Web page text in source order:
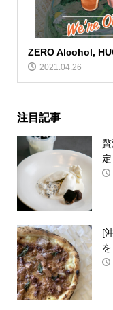
ZERO Alcohol,
2021.04.26
注目記事
[